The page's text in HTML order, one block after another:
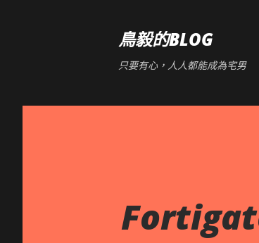
鳥毅的BLOG
只要有心，人人都能成為宅男